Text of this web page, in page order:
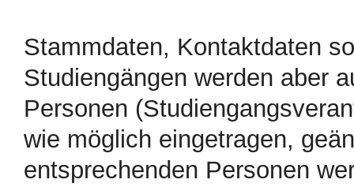
Stammdaten, Kontaktdaten
Studiengängen werden aber
Personen
wie möglich eingetragen,
entsprechenden Personen